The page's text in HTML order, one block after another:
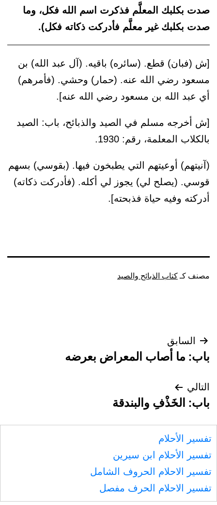
صدت بكلبك المعلَّم فذكرت اسم الله فكل، وما
صدت بكلبك غير معلَّم فأدركت ذكاته فكل).
[ش (فبان) قطع. (سائره) باقيه. (آل عبد الله) بن
مسعود رضي الله عنه. (حمار) وحشي. (فأمرهم)
أي عبد الله بن مسعود رضي الله عنه].
[ش أخرجه مسلم في الصيد والذبائح، باب: الصيد
بالكلاب المعلمة، رقم: 1930.
(آنيتهم) أوعيتهم التي يطبخون فيها. (بقوسي) بسهم
قوسي. (يصلح لي) يجوز لي أكله. (فأدركت ذكاته)
أدركته وفيه حياة فذبحته].
مصنف كـ كتاب الذبائح والصيد
تصفّح
المقالات
السابق
باب: ما أصاب المعراض بعرضه
التالي
باب: الخَذْفِ والبندقة
تفسير الأحلام
تفسير الأحلام ابن سيرين
تفسير الاحلام الحروف الشامل
تفسير الاحلام الحرف مفصل